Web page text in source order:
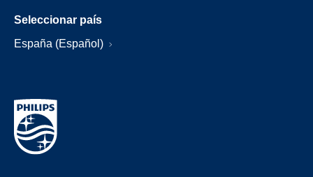
Seleccionar país
España (Español)